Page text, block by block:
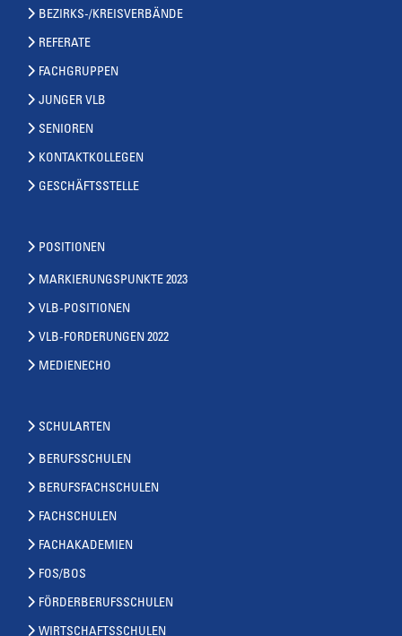
BEZIRKS-/KREISVERBÄNDE
REFERATE
FACHGRUPPEN
JUNGER VLB
SENIOREN
KONTAKTKOLLEGEN
GESCHÄFTSSTELLE
POSITIONEN
MARKIERUNGSPUNKTE 2023
VLB-POSITIONEN
VLB-FORDERUNGEN 2022
MEDIENECHO
SCHULARTEN
BERUFSSCHULEN
BERUFSFACHSCHULEN
FACHSCHULEN
FACHAKADEMIEN
FOS/BOS
FÖRDERBERUFSSCHULEN
WIRTSCHAFTSSCHULEN